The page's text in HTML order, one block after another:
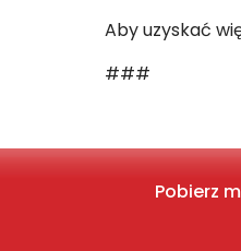
Aby uzyskać
###
Pobierz